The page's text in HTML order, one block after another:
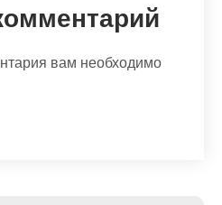
вам необходимо